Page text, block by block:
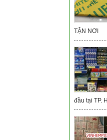
TẬN NƠI
đầu tại TP.